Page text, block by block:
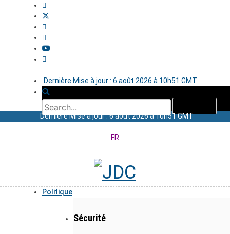
Dernière Mise à jour : 6 août 2026 à 10h51 GMT
Dernière Mise à jour : 6 août 2026 à 10h51 GMT
FR
Politique
Sécurité